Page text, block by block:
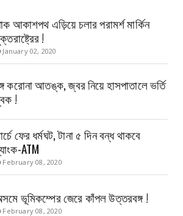
আকাশপথ এড়িয়ে চলার পরামর্শ মার্কিন
!
January 02, 2020
করোনা আতঙ্ক, জ্বর নিয়ে হাসপাতালে ভর্তি
!
ফের ধর্মঘট, টানা ৫ দিন বন্ধ থাকবে
ATM
February 08, 2020
ভূমিকম্পের জেরে কাঁপল উত্তরবঙ্গ !
February 08, 2020